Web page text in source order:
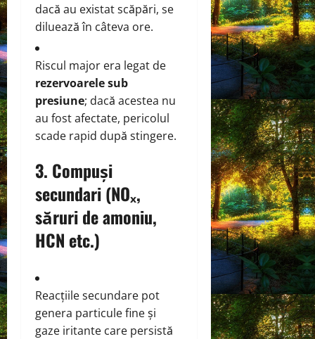
dacă au existat scăpări, se
diluează în câteva ore.
Riscul major era legat de
rezervoarele sub
presiune; dacă acestea nu
au fost afectate, pericolul
scade rapid după stingere.
3. Compuși
secundari (NOₓ,
săruri de amoniu,
HCN etc.)
Reacțiile secundare pot
genera particule fine și
gaze iritante care persistă